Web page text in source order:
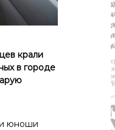
крали
в городе
юноши